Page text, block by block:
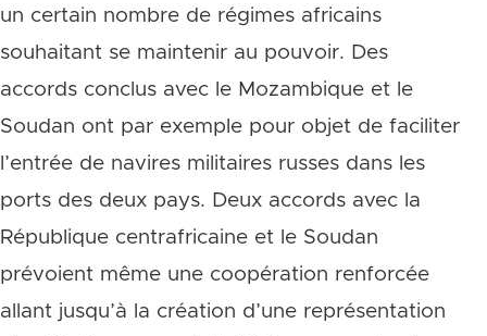
un certain nombre de régimes africains
souhaitant se maintenir au pouvoir. Des
accords conclus avec le Mozambique et le
Soudan ont par exemple pour objet de faciliter
l’entrée de navires militaires russes dans les
ports des deux pays. Deux accords avec la
République centrafricaine et le Soudan
prévoient même une coopération renforcée
allant jusqu’à la création d’une représentation